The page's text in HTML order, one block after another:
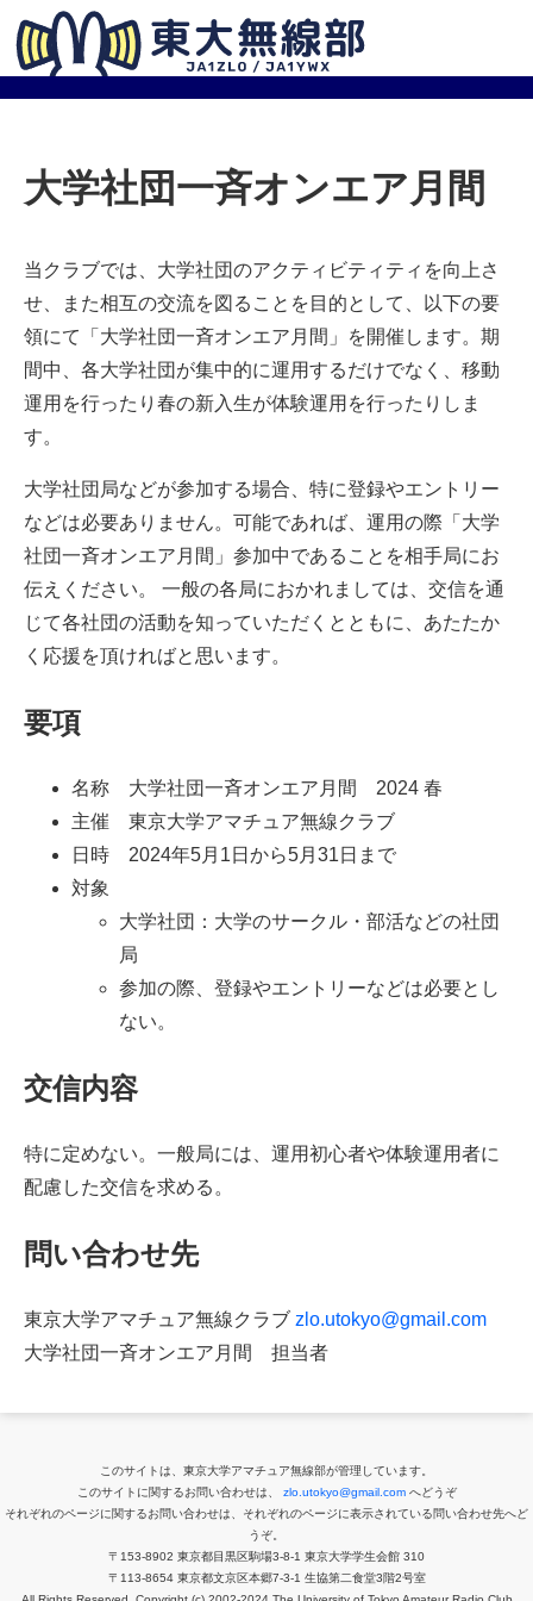
大学社団一斉オンエア月間
当クラブでは、大学社団のアクティビティティを向上さ
せ、また相互の交流を図ることを目的として、以下の要
領にて「大学社団一斉オンエア月間」を開催します。期
間中、各大学社団が集中的に運用するだけでなく、移動
運用を行ったり春の新入生が体験運用を行ったりしま
す。
大学社団局などが参加する場合、特に登録やエントリー
などは必要ありません。可能であれば、運用の際「大学
社団一斉オンエア月間」参加中であることを相手局にお
伝えください。 一般の各局におかれましては、交信を通
じて各社団の活動を知っていただくとともに、あたたか
く応援を頂ければと思います。
要項
名称 大学社団一斉オンエア月間 2024 春
主催 東京大学アマチュア無線クラブ
日時 2024年5月1日から5月31日まで
対象
大学社団：大学のサークル・部活などの社団
局
参加の際、登録やエントリーなどは必要とし
ない。
交信内容
特に定めない。一般局には、運用初心者や体験運用者に
配慮した交信を求める。
問い合わせ先
東京大学アマチュア無線クラブ zlo.utokyo@gmail.com
大学社団一斉オンエア月間 担当者
このサイトは、東京大学アマチュア無線部が管理しています。
このサイトに関するお問い合わせは、 zlo.utokyo@gmail.comへどうぞ
それぞれのページに関するお問い合わせは、それぞれのページに表示されている問い合わせ先へど
うぞ。
〒153-8902 東京都目黒区駒場3-8-1 東京大学学生会館 310
〒113-8654 東京都文京区本郷7-3-1 生協第二食堂3階2号室